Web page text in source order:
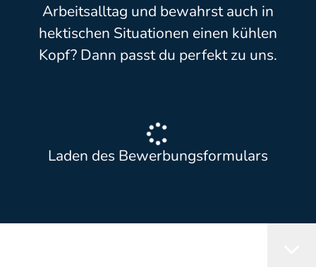
Arbeitsalltag und bewahrst auch in
hektischen Situationen einen kühlen
Kopf? Dann passt du perfekt zu uns.
Laden des Bewerbungsformulars